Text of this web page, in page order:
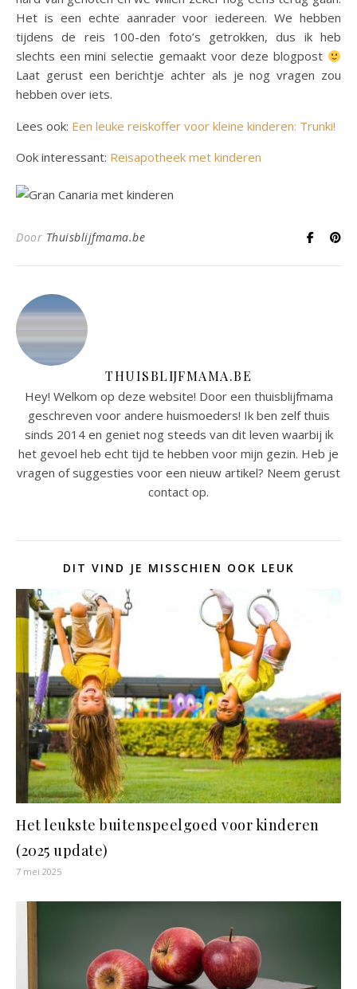
Het is een echte aanrader voor iedereen. We hebben
tijdens de reis 100-den foto’s getrokken, dus ik heb
slechts een mini selectie gemaakt voor deze blogpost
Laat gerust een berichtje achter als je nog vragen zou
hebben over iets.
Lees ook: Een leuke reiskoffer voor kleine kinderen: Trunki!
Ook interessant: Reisapotheek met kinderen
Door Thuisblijfmama.be
THUISBLIJFMAMA.BE
Hey! Welkom op deze website! Door een thuisblijfmama
geschreven voor andere huismoeders! Ik ben zelf thuis
sinds 2014 en geniet nog steeds van dit leven waarbij ik
het gevoel heb echt tijd te hebben voor mijn gezin. Heb je
vragen of suggesties voor een nieuw artikel? Neem gerust
contact op.
DIT VIND JE MISSCHIEN OOK LEUK
Het leukste buitenspeelgoed voor kinderen
(2025 update)
7 mei 2025